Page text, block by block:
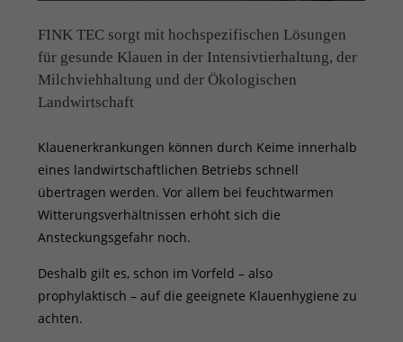
FINK TEC sorgt mit hochspezifischen Lösungen
für gesunde Klauen in der Intensivtierhaltung, der
Milchviehhaltung und der Ökologischen
Landwirtschaft
Klauenerkrankungen können durch Keime innerhalb
eines landwirtschaftlichen Betriebs schnell
übertragen werden. Vor allem bei feuchtwarmen
Witterungsverhältnissen erhöht sich die
Ansteckungsgefahr noch.
Deshalb gilt es, schon im Vorfeld – also
prophylaktisch – auf die geeignete Klauenhygiene zu
achten.